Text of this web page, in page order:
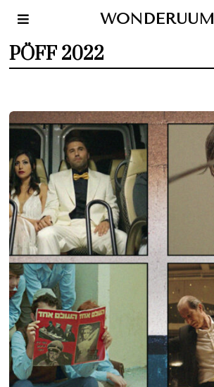
WONDERUUM
PÖFF 2022